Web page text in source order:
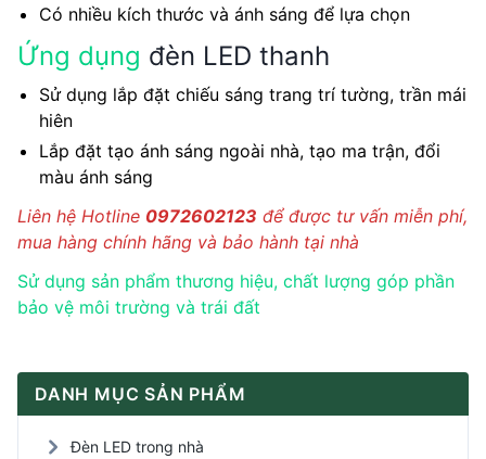
Có nhiều kích thước và ánh sáng để lựa chọn
Ứng dụng đèn LED thanh
Sử dụng lắp đặt chiếu sáng trang trí tường, trần mái
hiên
Lắp đặt tạo ánh sáng ngoài nhà, tạo ma trận, đổi
màu ánh sáng
Liên hệ Hotline 0972602123 để được tư vấn miễn phí,
mua hàng chính hãng và bảo hành tại nhà
Sử dụng sản phẩm thương hiệu, chất lượng góp phần
bảo vệ môi trường và trái đất
DANH MỤC SẢN PHẨM
Đèn LED trong nhà